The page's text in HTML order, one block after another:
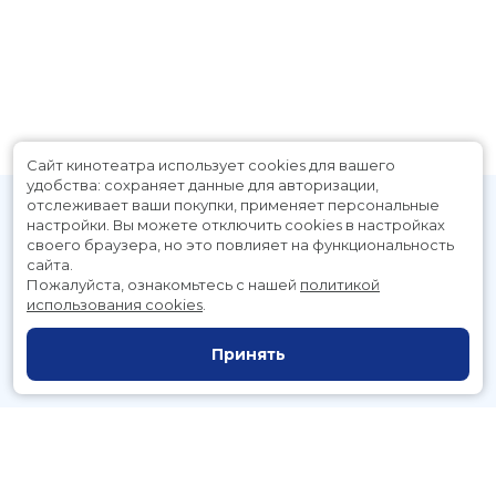
Расписание
Скоро в кино
Служба поддержки
Сайт кинотеатра использует cookies для вашего
удобства: сохраняет данные для авторизации,
отслеживает ваши покупки, применяет персональные
настройки. Вы можете отключить cookies в настройках
своего браузера, но это повлияет на функциональность
сайта.
Пожалуйста, ознакомьтесь с нашей политикой
использования cookies
Принять